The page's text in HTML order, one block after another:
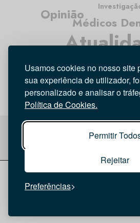
Usamos cookies no nosso site
sua experiência de utilizador,
personalizado e analisar o
Política de Cookies.
Permitir
Rejeitar
Preferências
Médicos
Higiene
Opinião
Política de privacidade